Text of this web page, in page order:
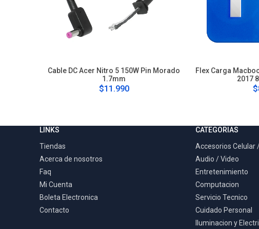
Cable DC Acer Nitro 5 150W Pin Morado
1.7mm
$11.990
Flex Carga
2017
LINKS
Tiendas
Acerca de nosotros
Faq
Mi Cuenta
Boleta Electronica
Contacto
CATEGORIAS
Accesorios Celular
Audio / Video
Entretenimiento
Computacion
Servicio Tecnico
Cuidado Personal
Iluminacion y